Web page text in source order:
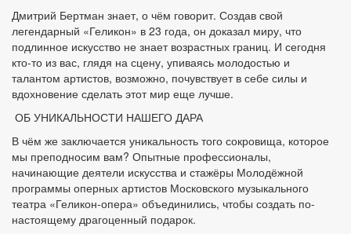
Дмитрий Бертман знает, о чём говорит. Создав свой
легендарный «Геликон» в 23 года, он доказал миру, что
подлинное искусство не знает возрастных границ. И сегодня
кто-то из вас, глядя на сцену, упиваясь молодостью и
талантом артистов, возможно, почувствует в себе силы и
вдохновение сделать этот мир еще лучше.
ОБ УНИКАЛЬНОСТИ НАШЕГО ДАРА
В чём же заключается уникальность того сокровища, которое
мы преподносим вам? Опытные профессионалы,
начинающие деятели искусства и стажёры Молодёжной
программы оперных артистов Московского музыкального
театра «Геликон-опера» объединились, чтобы создать по-
настоящему драгоценный подарок.